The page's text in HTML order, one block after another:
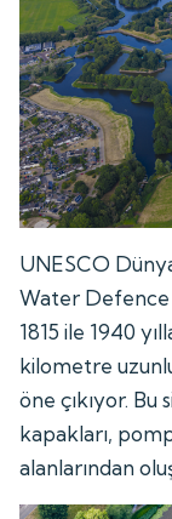
UNESCO
Water Defence
1815 ile 1940
kilometre
öne çıkıyor.
kapakları,
alanlarından